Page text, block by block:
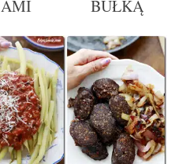
AMI
BUŁKĄ